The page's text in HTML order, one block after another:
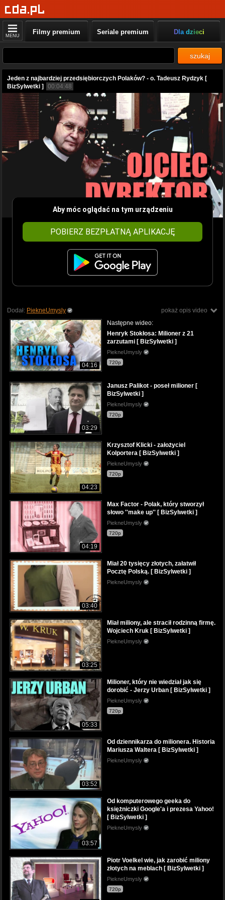
MENU Filmy premium Seriale premium Dla dzieci
szukaj
Jeden z najbardziej przedsiębiorczych Polaków? - o. Tadeusz Rydzyk [
BizSylwetki ]
00:04:48
Aby móc oglądać na tym urządzeniu
POBIERZ BEZPŁATNĄ APLIKACJĘ
pokaż opis video
Dodał: PiekneUmysly
04:16
Następne wideo:
Henryk Stokłosa: Milioner z 21
zarzutami [ BizSylwetki ]
PiekneUmysly
720p
03:29
Janusz Palikot - poseł milioner [
BizSylwetki ]
PiekneUmysly
720p
04:23
Krzysztof Klicki - założyciel
Kolportera [ BizSylwetki ]
PiekneUmysly
720p
04:19
Max Factor - Polak, który stworzył
słowo ''make up'' [ BizSylwetki ]
PiekneUmysly
720p
03:40
Miał 20 tysięcy złotych, załatwił
Pocztę Polską. [ BizSylwetki ]
PiekneUmysly
03:25
Miał miliony, ale stracił rodzinną firmę.
Wojciech Kruk [ BizSylwetki ]
PiekneUmysly
05:33
Milioner, który nie wiedział jak się
dorobić - Jerzy Urban [ BizSylwetki ]
PiekneUmysly
720p
03:52
Od dziennikarza do milionera. Historia
Mariusza Waltera [ BizSylwetki ]
PiekneUmysly
03:57
Od komputerowego geeka do
księżniczki Google'a i prezesa Yahoo!
[ BizSylwetki ]
PiekneUmysly
Piotr Voelkel wie, jak zarobić miliony
złotych na meblach [ BizSylwetki ]
PiekneUmysly
720p